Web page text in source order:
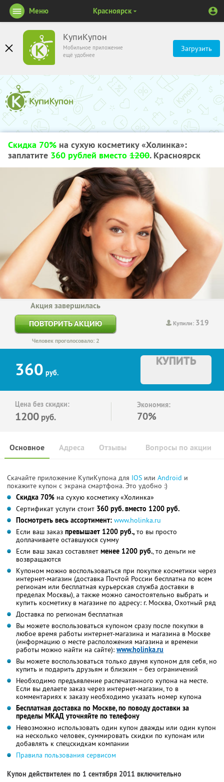
КупиКупон
Мобильное приложение
ещё удобнее
Загрузить
Меню Красноярск
Скидка 70% на сухую косметику «Холинка»:
заплатите 360 рублей вместо 1200. Красноярск
Купили: 319
Акция завершилась
ПОВТОРИТЬ АКЦИЮ
Человек проголосовало: 2
360 руб.
КУПИТЬ
Цена без скидки:
1200 руб.
Экономия:
70%
Основное Отзывы Вопросы по акции
Адреса
Скачайте приложение КупиКупона для IOS или Android и
покажите купон с экрана смартфона. Это удобно :)
Скидка 70% на сухую косметику «Холинка»
Сертификат услуги стоит 360 руб. вместо 1200 руб.
Посмотреть весь ассортимент: www.holinka.ru
Если ваш заказ превышает 1200 руб., то вы просто
доплачиваете оставшуюся сумму
Если ваш заказ составляет менее 1200 руб., то деньги не
возвращаются
Купоном можно воспользоваться при покупке косметики через
интернет-магазин (доставка Почтой России бесплатна по всем
регионам или бесплатная курьерская служба доставки в
пределах Москвы), а также можно самостоятельно выбрать и
купить косметику в магазине по адресу: г. Москва, Охотный ряд
Доставка по регионам бесплатная
Вы можете воспользоваться купоном сразу после покупки в
любое время работы интернет-магазина и магазина в Москве
(информацию о месте расположения магазина и времени
работы можно найти на сайте): www.holinka.ru
Вы можете воспользоваться только двумя купоном для себя, но
купить и подарить друзьям и близким – без ограничений
Необходимо предъявление распечатанного купона на месте.
Если вы делаете заказ через интернет-магазин, то в
комментариях к заказу необходимо указать номер купона
Бесплатная доставка по Москве, по поводу доставки за
пределы МКАД уточняйте по телефону
Невозможно использовать один купон дважды или один купон
на несколько человек, суммировать скидки по купонам или
добавлять к спецскидкам компании
Правила пользования сервисом
Купон действителен по 1 сентября 2011 включительно